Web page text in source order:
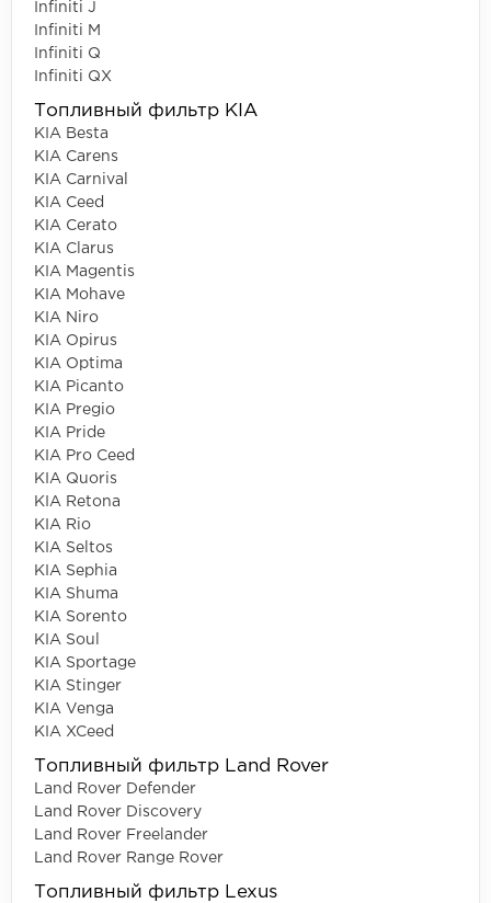
Infiniti J
Infiniti M
Infiniti Q
Infiniti QX
Топливный фильтр KIA
KIA Besta
KIA Carens
KIA Carnival
KIA Ceed
KIA Cerato
KIA Clarus
KIA Magentis
KIA Mohave
KIA Niro
KIA Opirus
KIA Optima
KIA Picanto
KIA Pregio
KIA Pride
KIA Pro Ceed
KIA Quoris
KIA Retona
KIA Rio
KIA Seltos
KIA Sephia
KIA Shuma
KIA Sorento
KIA Soul
KIA Sportage
KIA Stinger
KIA Venga
KIA XCeed
Топливный фильтр Land Rover
Land Rover Defender
Land Rover Discovery
Land Rover Freelander
Land Rover Range Rover
Топливный фильтр Lexus